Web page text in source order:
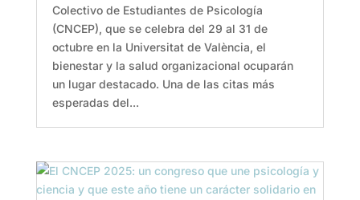
Colectivo de Estudiantes de Psicología
(CNCEP), que se celebra del 29 al 31 de
octubre en la Universitat de València, el
bienestar y la salud organizacional ocuparán
un lugar destacado. Una de las citas más
esperadas del...